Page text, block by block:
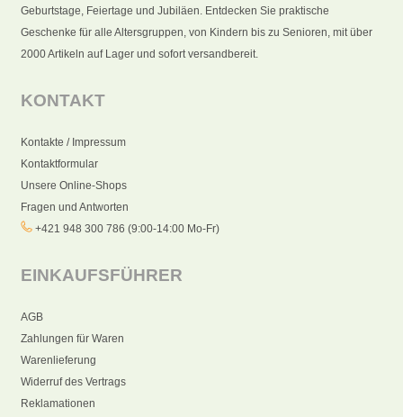
Geburtstage, Feiertage und Jubiläen. Entdecken Sie praktische
Geschenke für alle Altersgruppen, von Kindern bis zu Senioren, mit über
2000 Artikeln auf Lager und sofort versandbereit.
KONTAKT
Kontakte / Impressum
Kontaktformular
Unsere Online-Shops
Fragen und Antworten
+421 948 300 786 (9:00-14:00 Mo-Fr)
EINKAUFSFÜHRER
AGB
Zahlungen für Waren
Warenlieferung
Widerruf des Vertrags
Reklamationen